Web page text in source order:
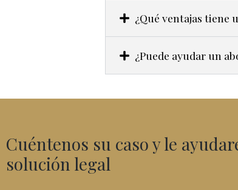
¿Qué ventajas tiene
¿Puede ayudar un
Cuéntenos su caso y le
solución legal